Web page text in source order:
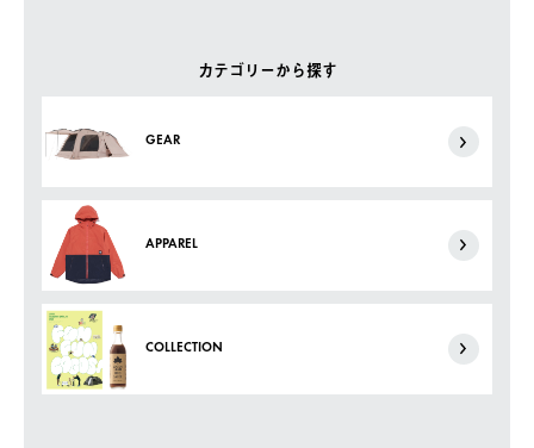
カテゴリーから探す
GEAR
APPAREL
COLLECTION